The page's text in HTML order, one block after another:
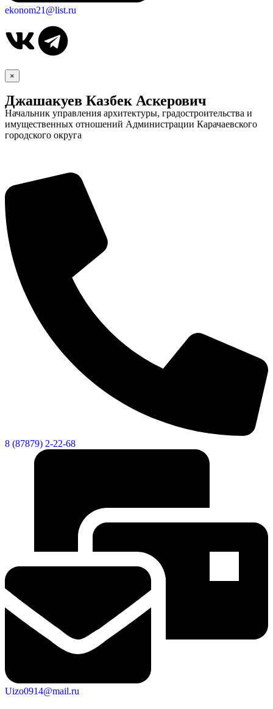
ekonom21@list.ru
×
Джашакуев Казбек Аскерович
Начальник управления архитектуры, градостроительства и
имущественных отношений Администрации Карачаевского
городского округа
8 (87879) 2-22-68
Uizo0914@mail.ru